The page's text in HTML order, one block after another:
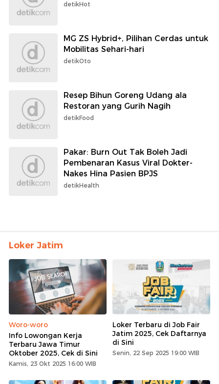
detikHot
MG ZS Hybrid+, Pilihan Cerdas untuk
Mobilitas Sehari-hari
detikOto
Resep Bihun Goreng Udang ala
Restoran yang Gurih Nagih
detikFood
Pakar: Burn Out Tak Boleh Jadi
Pembenaran Kasus Viral Dokter-
Nakes Hina Pasien BPJS
detikHealth
Loker Jatim
Woro-woro
Info Lowongan Kerja
Terbaru Jawa Timur
Oktober 2025, Cek di Sini
Kamis, 23 Okt 2025 16:00 WIB
Loker Terbaru di Job Fair
Jatim 2025, Cek Daftarnya
di Sini
Senin, 22 Sep 2025 19:00 WIB